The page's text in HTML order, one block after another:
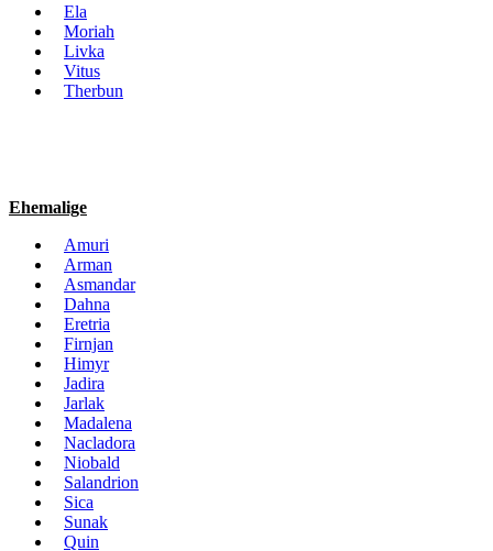
Ela
Moriah
Livka
Vitus
Therbun
Ehemalige
Amuri
Arman
Asmandar
Dahna
Eretria
Firnjan
Himyr
Jadira
Jarlak
Madalena
Nacladora
Niobald
Salandrion
Sica
Sunak
Quin